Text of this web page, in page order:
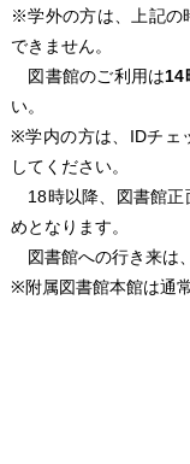
※学外の方は、上記の
できません。
図書館のご利用は14
い。
※学内の方は、IDチェ
してください。
18時以降、図書館正
めとなります。
図書館への行き来は
※附属図書館本館は通